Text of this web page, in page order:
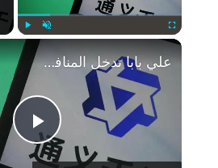
Play Fullscreen
علي بابا تدخل المنافسة إطلاق نموذج ذكاء اصطناعي جديد ينافس تشات جي بي تي